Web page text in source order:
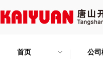
首页 公司